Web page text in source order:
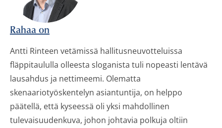
Rahaa on
Antti Rinteen vetämissä hallitusneuvotteluissa
fläppitaululla olleesta sloganista tuli nopeasti lentävä
lausahdus ja nettimeemi. Olematta
skenaariotyöskentelyn asiantuntija, on helppo
päätellä, että kyseessä oli yksi mahdollinen
tulevaisuudenkuva, johon johtavia polkuja oltiin